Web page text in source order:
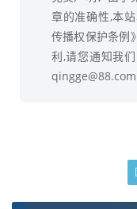
章的准确性,本
传播权保护条例
利,请您通知我
qingge@88.com